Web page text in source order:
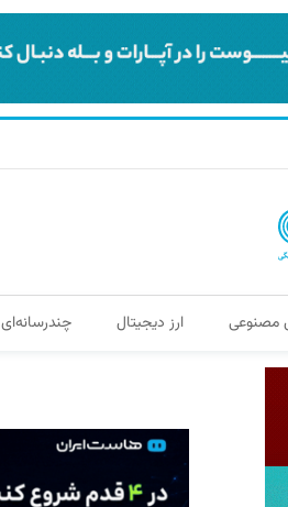
ارز دیجیتال چندرسانه‌ای